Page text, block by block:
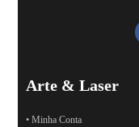
Arte & Laser
• Minha Conta